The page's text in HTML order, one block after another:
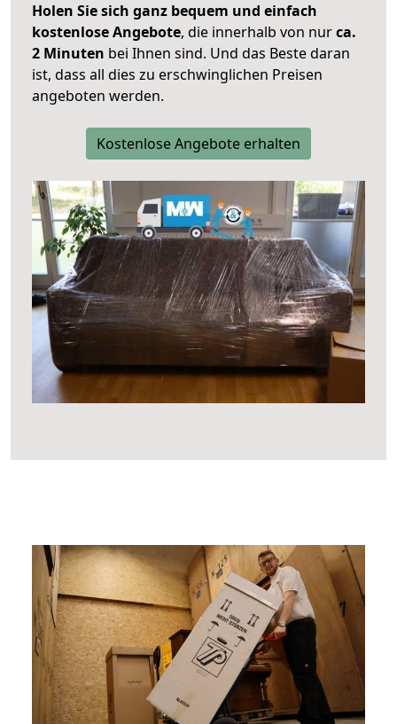
Holen Sie sich ganz bequem und einfach
kostenlose Angebote, die innerhalb von nurca.
2 Minuten bei Ihnen sind. Und das Beste daran
ist, dass all dies zu erschwinglichen Preisen
angeboten werden.
Kostenlose Angebote erhalten